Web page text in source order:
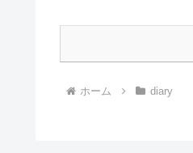
ホーム diary